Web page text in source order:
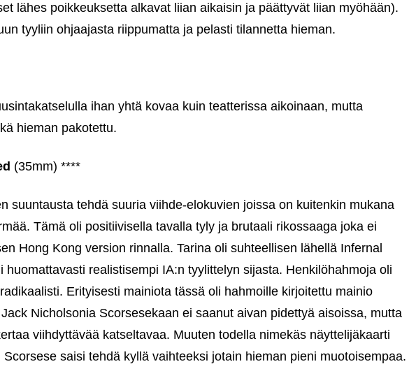
lähes poikkeuksetta alkavat liian aikaisin ja päättyvät liian myöhään).
tyyliin ohjaajasta riippumatta ja pelasti tilannetta hieman.
ihan yhtä kovaa kuin teatterissa aikoinaan, mutta
hieman pakotettu.
(35mm) ****
suuntausta tehdä suuria viihde-elokuvien joissa on kuitenkin mukana
Tämä oli positiivisella tavalla tyly ja brutaali rikossaaga joka ei
Hong Kong version rinnalla. Tarina oli suhteellisen lähellä Infernal
huomattavasti realistisempi IA:n tyylittelyn sijasta. Henkilöhahmoja oli
Erityisesti mainiota tässä oli hahmoille kirjoitettu mainio
Nicholsonia Scorsesekaan ei saanut aivan pidettyä aisoissa, mutta
viihdyttävää katseltavaa. Muuten todella nimekäs näyttelijäkaarti
saisi tehdä kyllä vaihteeksi jotain hieman pieni muotoisempaa.